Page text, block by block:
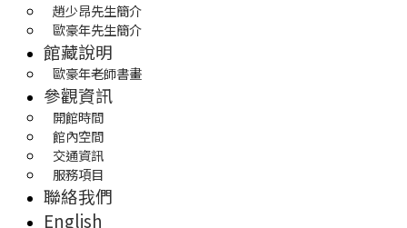
趙少昂先生簡介
歐豪年先生簡介
館藏說明
歐豪年老師書畫
參觀資訊
開館時間
館內空間
交通資訊
服務項目
聯絡我們
English